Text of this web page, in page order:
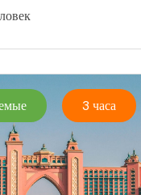
3 часа